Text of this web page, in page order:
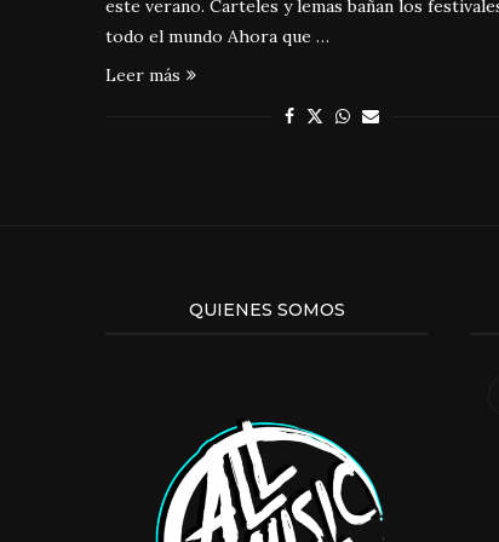
este verano. Carteles y lemas bañan los
todo el mundo Ahora que …
Leer más
QUIENES SOMOS